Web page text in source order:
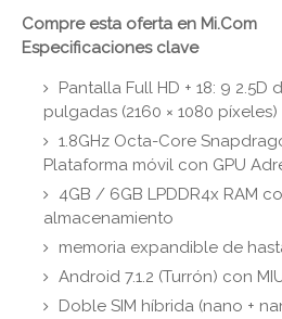
Compre esta oferta en Mi.Com
Especificaciones clave
Pantalla Full HD + 18: 9
pulgadas (2160 × 1080 píxeles)
1.8GHz Octa-Core
Plataforma móvil con GPU
4GB / 6GB LPDDR4x RAM
almacenamiento
memoria expandible de
Android 7.1.2 (Turrón) con
Doble SIM híbrida (nano +